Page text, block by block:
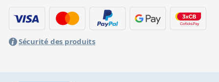
Sécurité des produits